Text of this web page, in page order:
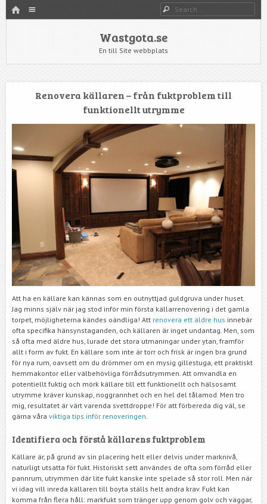
HOME Search
Wastgota.se
En till Site webbplats
Renovera källaren – från fuktproblem till
funktionellt utrymme
Att ha en källare kan kännas som en outnyttjad guldgruva under huset.
Jag minns själv när jag stod inför min första källarrenovering i det gamla
torpet, möjligheterna kändes oändliga! Att renovera ett äldre hus innebär
ofta specifika hänsynstaganden, och källaren är inget undantag. Men, som
så ofta med äldre hus, lurade det stora utmaningar under ytan, framför
allt i form av fukt. En källare som inte är torr och frisk är ingen bra grund
för nya rum, oavsett om du drömmer om en mysig gillestuga, ett praktiskt
hemmakontor eller välbehövliga förrådsutrymmen. Att omvandla en
potentiellt fuktig och mörk källare till ett funktionellt och hälsosamt
utrymme kräver kunskap, noggrannhet och en hel del tålamod. Men tro
mig, resultatet är värt varenda svettdroppe! För att förbereda dig väl, se
gärna våra viktiga tips inför renoveringen
Identifiera och förstå källarens fuktproblem
Källare är, på grund av sin placering helt eller delvis under marknivå,
naturligt utsatta för fukt. Historiskt sett användes de ofta som förråd eller
pannrum, utrymmen där lite fukt kanske inte spelade så stor roll. Men när
vi idag vill inreda källaren till boyta ställs helt andra krav. Fukt kan
komma från flera håll: markfukt som tränger upp genom golv och väggar,